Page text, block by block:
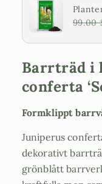
99.00
Barrträd i
conferta
Formklippt
Juniperus
dekorativt
grönblått